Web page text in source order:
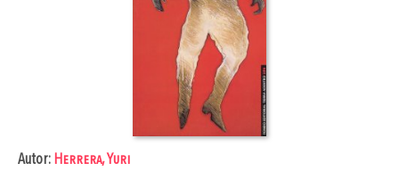
Autor: Herrera, Yuri